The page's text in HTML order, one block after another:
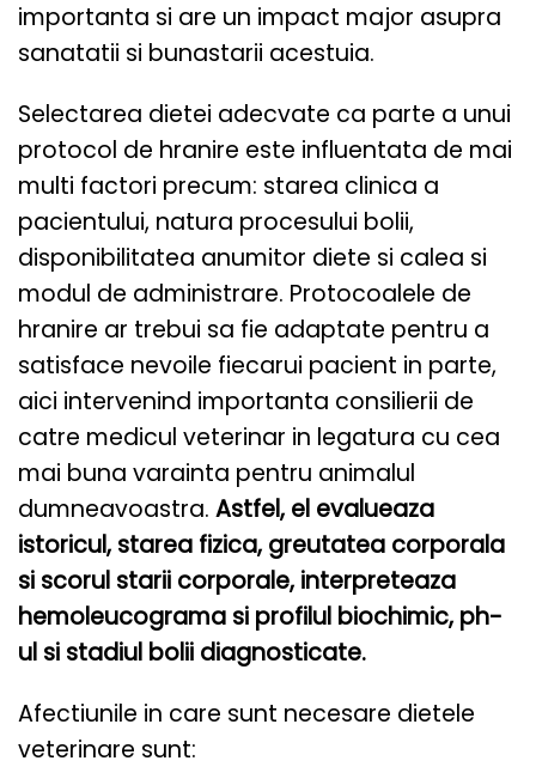
importanta si are un impact major asupra
sanatatii si bunastarii acestuia.
Selectarea dietei adecvate ca parte a unui
protocol de hranire este influentata de mai
multi factori precum: starea clinica a
pacientului, natura procesului bolii,
disponibilitatea anumitor diete si calea si
modul de administrare. Protocoalele de
hranire ar trebui sa fie adaptate pentru a
satisface nevoile fiecarui pacient in parte,
aici intervenind importanta consilierii de
catre medicul veterinar in legatura cu cea
mai buna varainta pentru animalul
dumneavoastra. Astfel, el evalueaza
istoricul, starea fizica, greutatea corporala
si scorul starii corporale, interpreteaza
hemoleucograma si profilul biochimic, ph-
ul si stadiul bolii diagnosticate.
Afectiunile in care sunt necesare dietele
veterinare sunt: